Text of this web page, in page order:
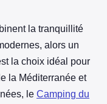
la tranquillité
alors un
la choix idéal pour
la Méditerranée et
le Camping du